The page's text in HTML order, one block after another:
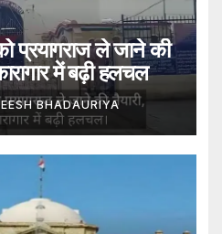
ले जाने की
में बढ़ी हलचल
BHADAURIYA